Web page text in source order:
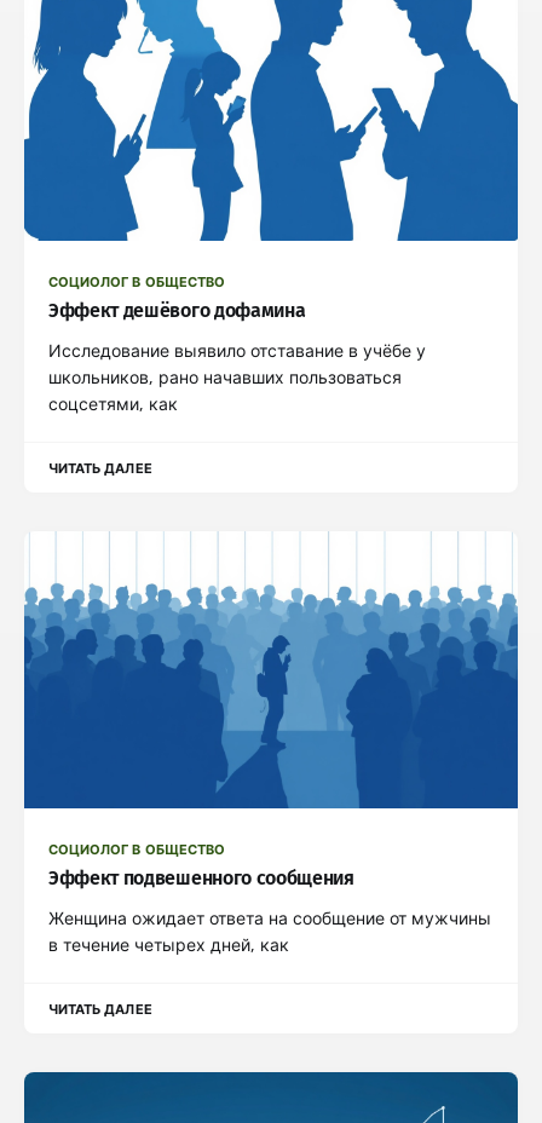
СОЦИОЛОГ В ОБЩЕСТВО
Эффект дешёвого дофамина
Исследование выявило отставание в учёбе у
школьников, рано начавших пользоваться
соцсетями, как
ЧИТАТЬ ДАЛЕЕ
СОЦИОЛОГ В ОБЩЕСТВО
Эффект подвешенного сообщения
Женщина ожидает ответа на сообщение от мужчины
в течение четырех дней, как
ЧИТАТЬ ДАЛЕЕ